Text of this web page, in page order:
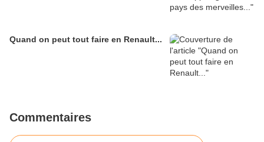
Quand on peut tout faire en Renault...
Commentaires